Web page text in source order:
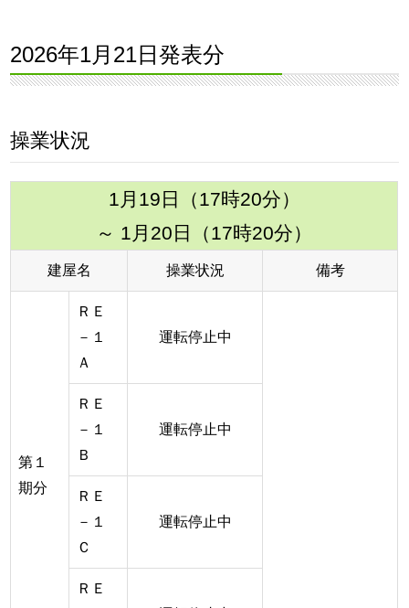
2026年1月21日発表分
操業状況
1月19日（17時20分）
～ 1月20日（17時20分）
建屋名 操業状況 備考
第１
期分
ＲＥ
－１
Ａ
運転停止中
ＲＥ
－１
Ｂ
運転停止中
ＲＥ
－１
Ｃ
運転停止中
ＲＥ